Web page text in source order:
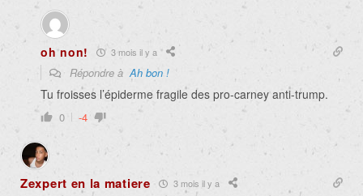
oh non! 3 mois il y a
Répondre àAh bon !
Tu froisses l’épiderme fragile des pro-carney anti-trump.
0 -4
Zexpert en la matiere 3 mois il y a